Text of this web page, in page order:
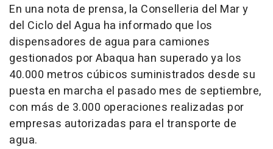
En una nota de prensa, la Conselleria del Mar y
del Ciclo del Agua ha informado que los
dispensadores de agua para camiones
gestionados por Abaqua han superado ya los
40.000 metros cúbicos suministrados desde su
puesta en marcha el pasado mes de septiembre,
con más de 3.000 operaciones realizadas por
empresas autorizadas para el transporte de
agua.